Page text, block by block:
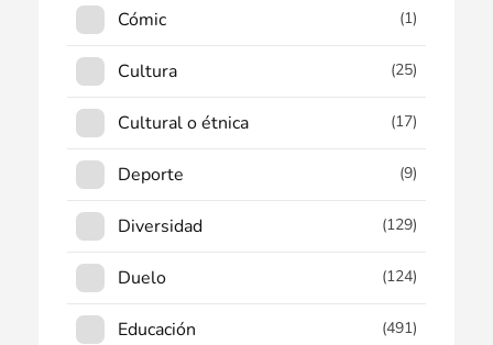
Cómic (1)
Cultura (25)
Cultural o étnica (17)
Deporte (9)
Diversidad (129)
Duelo (124)
Educación (491)